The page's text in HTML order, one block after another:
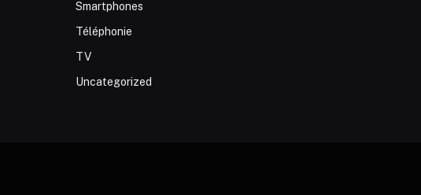
Smartphones
Téléphonie
TV
Uncategorized